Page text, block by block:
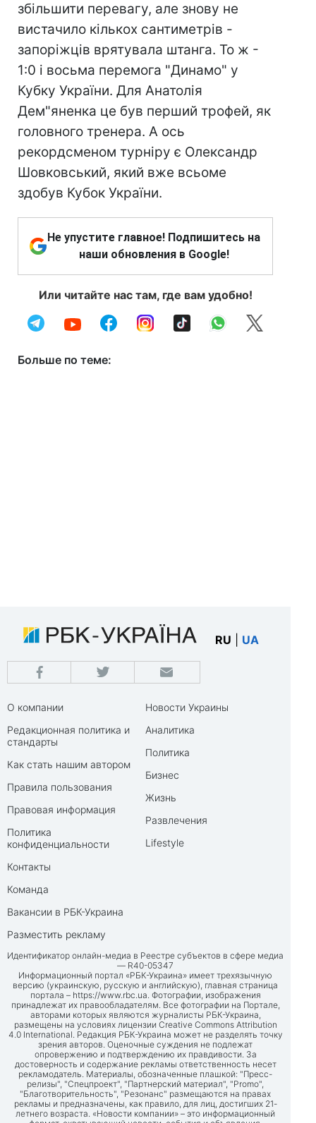
збільшити перевагу, але знову не
вистачило кількох сантиметрів -
запоріжців врятувала штанга. То ж -
1:0 і восьма перемога "Динамо" у
Кубку України. Для Анатолія
Дем"яненка це був перший трофей, як
головного тренера. А ось
рекордсменом турніру є Олександр
Шовковський, який вже всьоме
здобув Кубок України.
Не упустите главное! Подпишитесь на
наши обновления в Google!
Или читайте нас там, где вам удобно!
Больше по теме:
RU UA
О компании
Редакционная политика и
стандарты
Как стать нашим автором
Правила пользования
Правовая информация
Политика
конфиденциальности
Контакты
Команда
Вакансии в РБК-Украина
Разместить рекламу
Новости Украины
Аналитика
Политика
Бизнес
Жизнь
Развлечения
Lifestyle
Идентификатор онлайн-медиа в Реестре субъектов в сфере медиа
— R40-05347
Информационный портал «РБК-Украина» имеет трехязычную
версию (украинскую, русскую и английскую), главная страница
портала – https://www.rbc.ua. Фотографии, изображения
принадлежат их правообладателям. Все фотографии на Портале,
авторами которых являются журналисты РБК-Украина,
размещены на условиях лицензии Creative Commons Attribution
4.0 International. Редакция РБК-Украина может не разделять точку
зрения авторов. Оценочные суждения не подлежат
опровержению и подтверждению их правдивости. За
достоверность и содержание рекламы ответственность несет
рекламодатель. Материалы, обозначенные плашкой: "Пресс-
релизы", "Спецпроект", "Партнерский материал", "Promo",
"Благотворительность", "Резонанс" размещаются на правах
рекламы и предназначены, как правило, для лиц, достигших 21-
летнего возраста. «Новости компании» – это информационный